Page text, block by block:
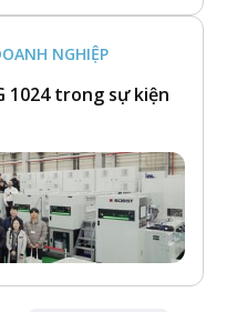
NGHIỆP
1024 trong sự kiện